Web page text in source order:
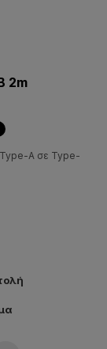
2m
Type-A σε Type-